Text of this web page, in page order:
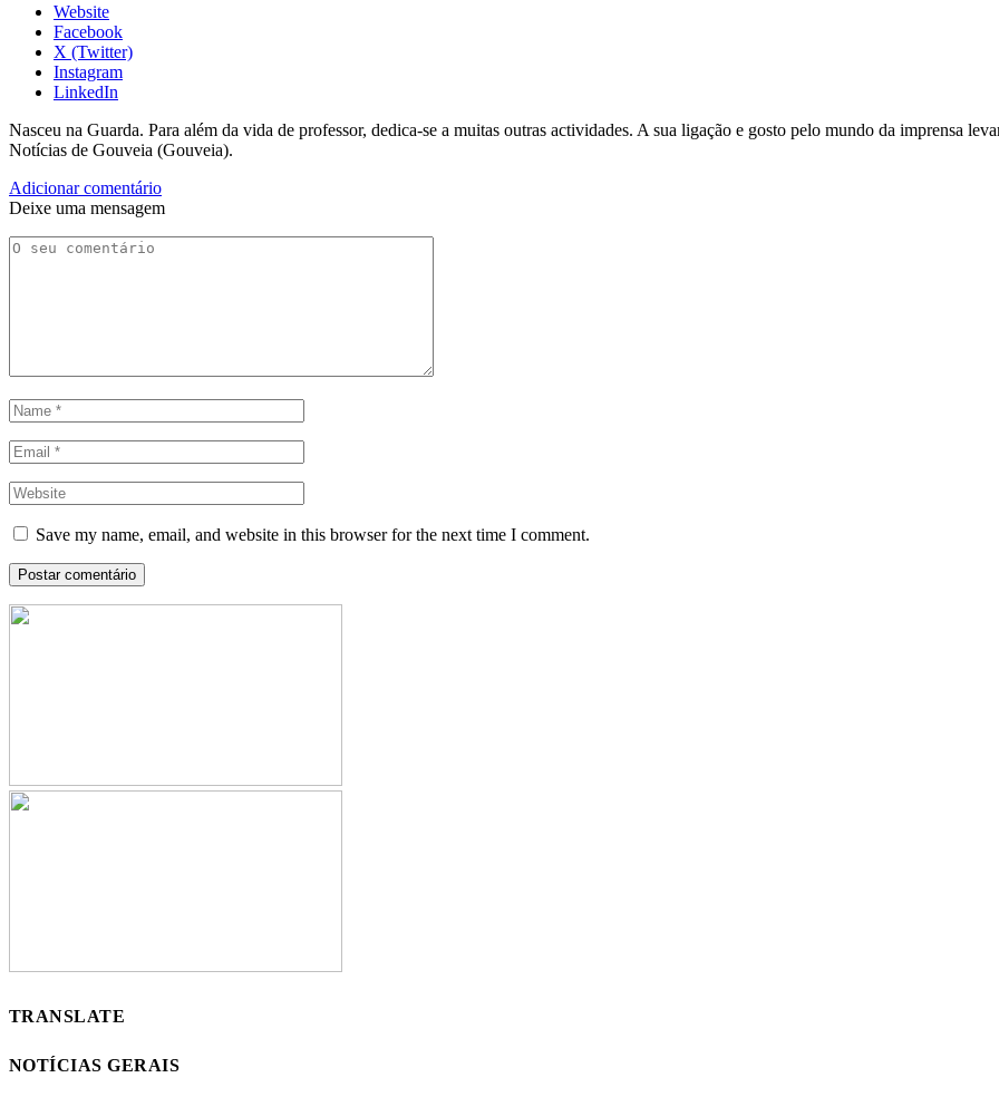
Website
Facebook
X (Twitter)
Instagram
LinkedIn
Nasceu na Guarda. Para além da vida de professor, dedica-se a muitas outras actividades. A sua ligação e gosto pelo mundo da imprensa
Notícias de Gouveia (Gouveia).
Adicionar comentário
Deixe uma mensagem
Save my name, email, and website in this browser for the next time I comment.
TRANSLATE
NOTÍCIAS GERAIS